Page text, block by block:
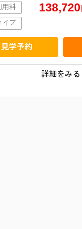
用料 138,720
イプ
見学予約
詳細をみる